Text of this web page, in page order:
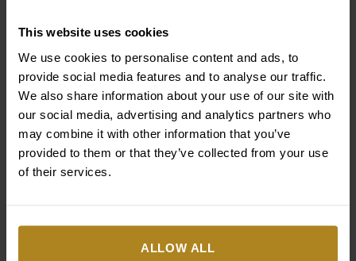
This website uses cookies
We use cookies to personalise content and ads, to
provide social media features and to analyse our traffic.
We also share information about your use of our site with
our social media, advertising and analytics partners who
may combine it with other information that you’ve
provided to them or that they’ve collected from your use
of their services.
ALLOW ALL
zaburzyć. Ważne jest stosowanie delikatnych
naturalnego pH skóry ani jej warstwy ochronnej. Umiar
w higienie, szczególnie unikanie agresywnych
detergentów, pomaga utrzymać naturalną równowagę
mikroorganizmów.
Zdrowa dieta, oparta na świeżych i nieprzetworzonych
produktach, wspiera mikrobiom od wewnątrz.
Kosmetyki zawierające naturalne składniki, takie jak
prebiotyki i probiotyki, wspierają mikrobiom,